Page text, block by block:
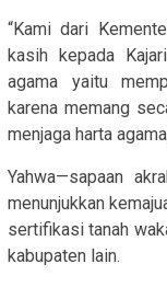
“Kami dari
kasih kepada
agama yaitu
karena memang
menjaga harta
Yahwa—sapaan
menunjukkan
sertifikasi tanah
kabupaten lain.